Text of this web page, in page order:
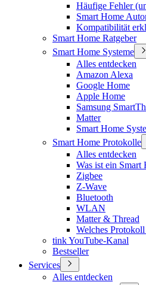
Häufige Fehler
Smart Home
Kompatibilität
Smart Home Ratgeber
Smart Home Systeme
Alles entdecken
Amazon Alexa
Google Home
Apple Home
Samsung
Matter
Smart Home
Smart Home Protokolle
Alles entdecken
Was ist ein Smart
Zigbee
Z-Wave
Bluetooth
WLAN
Matter & Thread
Welches
tink YouTube-Kanal
Bestseller
Services
Alles entdecken